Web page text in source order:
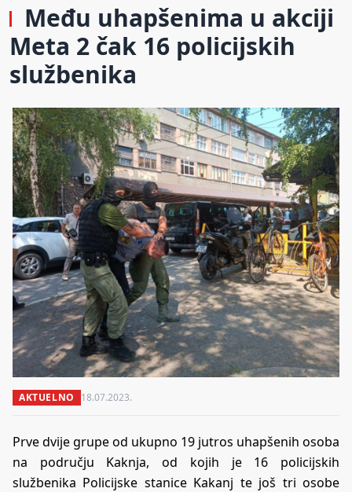
Među uhapšenima u akciji
Meta 2 čak 16 policijskih
službenika
AKTUELNO 18.07.2023.
Prve dvije grupe od ukupno 19 jutros uhapšenih osoba
na području Kaknja, od kojih je 16 policijskih
službenika Policijske stanice Kakanj te još tri osobe